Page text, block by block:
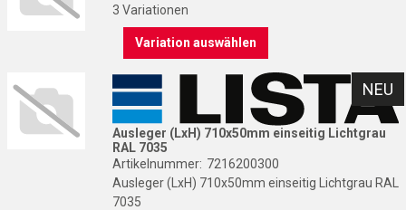
3 Variationen
Variation auswählen
NEU
Ausleger (LxH) 710x50mm einseitig Lichtgrau
RAL 7035
Artikelnummer: 7216200300
Ausleger (LxH) 710x50mm einseitig Lichtgrau RAL
7035